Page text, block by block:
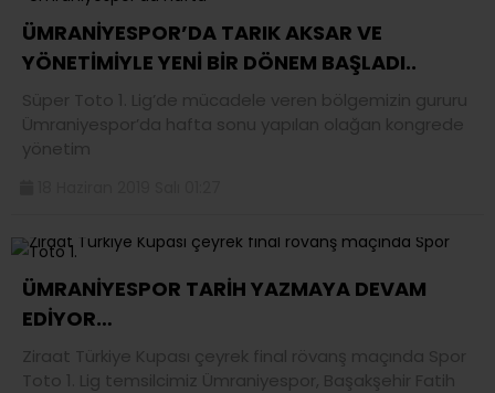
ÜMRANİYESPOR’DA TARIK AKSAR VE
YÖNETİMİYLE YENİ BİR DÖNEM BAŞLADI..
Süper Toto 1. Lig’de mücadele veren bölgemizin gururu
Ümraniyespor’da hafta sonu yapılan olağan kongrede
yönetim
ÜMRANİYESPOR TARİH YAZMAYA DEVAM
EDİYOR…
Ziraat Türkiye Kupası çeyrek final rövanş maçında Spor
Toto 1. Lig temsilcimiz Ümraniyespor, Başakşehir Fatih